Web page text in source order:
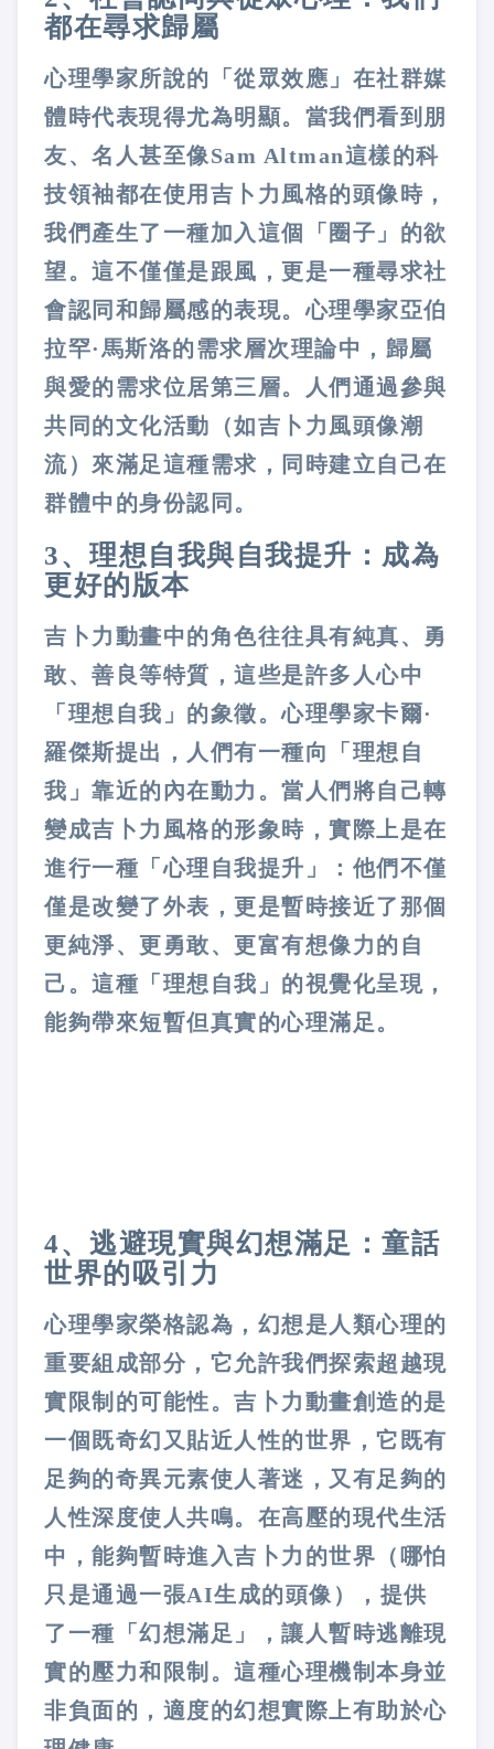
都在尋求歸屬
心理學家所說的「從眾效應」在社群媒
體時代表現得尤為明顯。當我們看到朋
友、名人甚至像Sam Altman這樣的科
技領袖都在使用吉卜力風格的頭像時，
我們產生了一種加入這個「圈子」的欲
望。這不僅僅是跟風，更是一種尋求社
會認同和歸屬感的表現。心理學家亞伯
拉罕·馬斯洛的需求層次理論中，歸屬
與愛的需求位居第三層。人們通過參與
共同的文化活動（如吉卜力風頭像潮
流）來滿足這種需求，同時建立自己在
群體中的身份認同。
3、理想自我與自我提升：成為
更好的版本
吉卜力動畫中的角色往往具有純真、勇
敢、善良等特質，這些是許多人心中
「理想自我」的象徵。心理學家卡爾·
羅傑斯提出，人們有一種向「理想自
我」靠近的內在動力。當人們將自己轉
變成吉卜力風格的形象時，實際上是在
進行一種「心理自我提升」：他們不僅
僅是改變了外表，更是暫時接近了那個
更純淨、更勇敢、更富有想像力的自
己。這種「理想自我」的視覺化呈現，
能夠帶來短暫但真實的心理滿足。
4、逃避現實與幻想滿足：童話
世界的吸引力
心理學家榮格認為，幻想是人類心理的
重要組成部分，它允許我們探索超越現
實限制的可能性。吉卜力動畫創造的是
一個既奇幻又貼近人性的世界，它既有
足夠的奇異元素使人著迷，又有足夠的
人性深度使人共鳴。 在高壓的現代生活
中，能夠暫時進入吉卜力的世界（哪怕
只是通過一張AI生成的頭像），提供
了一種「幻想滿足」，讓人暫時逃離現
實的壓力和限制。這種心理機制本身並
非負面的，適度的幻想實際上有助於心